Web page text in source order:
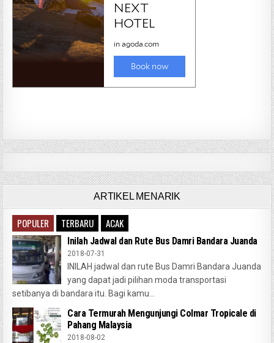
ARTIKEL MENARIK
POPULER TERBARU ACAK
Inilah Jadwal dan Rute Bus Damri Bandara Juanda
2018-07-31
INILAH jadwal dan rute Bus Damri Bandara Juanda
yang dapat jadi pilihan moda transportasi
setibanya di bandara itu. Bagi kamu...
Cara Termurah Mengunjungi Colmar Tropicale di
Pahang Malaysia
2018-08-02